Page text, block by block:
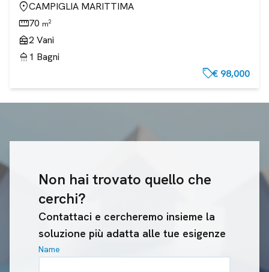
location_onCAMPIGLIA MARITTIMA
straighten70 m2
nest_multi_room2 Vani
shower1 Bagni
sell€ 98,000
Non hai trovato quello che
cerchi?
Contattaci e cercheremo insieme la
soluzione più adatta alle tue esigenze
Name